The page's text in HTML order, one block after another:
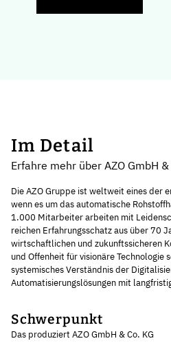
Im Detail
Erfahre mehr über AZO GmbH &
Die AZO Gruppe ist weltweit eines der
wenn es um das automatische
1.000 Mitarbeiter arbeiten mit
reichen Erfahrungsschatz aus über 70
wirtschaftlichen und zukunftssicheren
und Offenheit für visionäre Technologie
systemisches Verständnis der
Automatisierungslösungen mit
Schwerpunkt
Das produziert AZO GmbH & Co. KG